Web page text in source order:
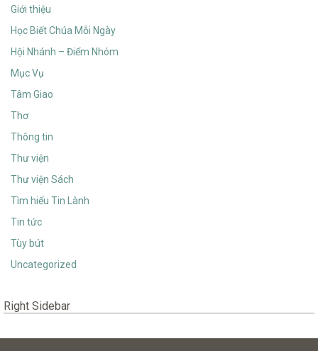
Giới thiệu
Học Biết Chúa Mỗi Ngày
Hội Nhánh – Điểm Nhóm
Mục Vụ
Tâm Giao
Thơ
Thông tin
Thư viện
Thư viện Sách
Tìm hiểu Tin Lành
Tin tức
Tùy bút
Uncategorized
Right Sidebar